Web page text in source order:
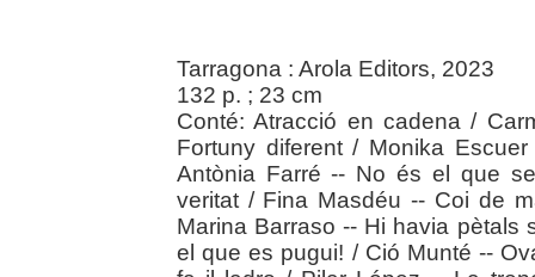
Tarragona : Arola Editors, 2023
132 p. ; 23 cm
Conté: Atracció en cadena /
Fortuny diferent / Monika
Antònia Farré -- No és el que
veritat / Fina Masdéu -- Coi de
Marina Barraso -- Hi havia pètals
el que es pugui! / Ció Munté --